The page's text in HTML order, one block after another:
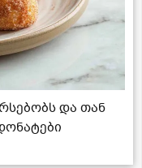
და თან